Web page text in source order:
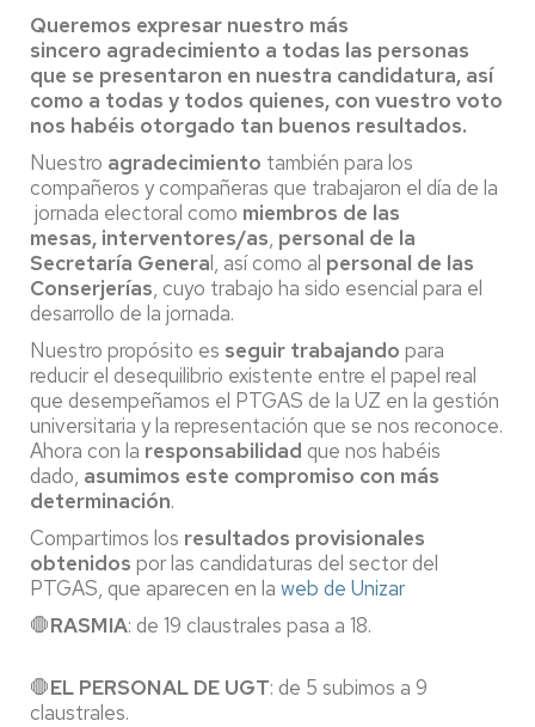
Queremos expresar nuestro más
sincero agradecimiento a todas las personas
que se presentaron en nuestra candidatura, así
como a todas y todos quienes, con vuestro voto
nos habéis otorgado tan buenos resultados.
Nuestro agradecimiento también para los
compañeros y compañeras que trabajaron el día de la
jornada electoral como miembros de las
mesas, interventores/as, personal de la
Secretaría General, así como al personal de las
Conserjerías, cuyo trabajo ha sido esencial para el
desarrollo de la jornada.
Nuestro propósito es seguir trabajando para
reducir el desequilibrio existente entre el papel real
que desempeñamos el PTGAS de la UZ en la gestión
universitaria y la representación que se nos reconoce.
Ahora con la responsabilidad que nos habéis
dado, asumimos este compromiso con más
determinación.
Compartimos los resultados provisionales
obtenidos por las candidaturas del sector del
PTGAS, que aparecen en la web de Unizar
🛑RASMIA: de 19 claustrales pasa a 18.
🛑EL PERSONAL DE UGT: de 5 subimos a 9
claustrales.